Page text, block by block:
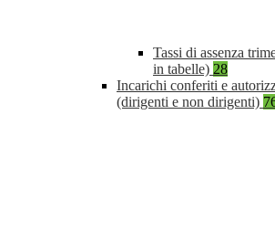
Tassi di assenza
in tabelle) 28
Incarichi conferiti e
(dirigenti e non dirigenti)